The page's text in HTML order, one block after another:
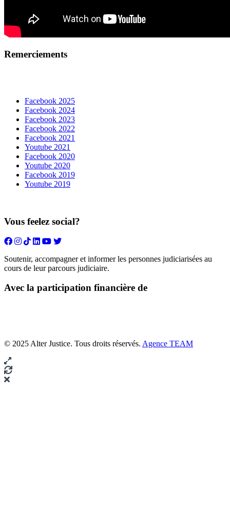
Remerciements
Facebook 2025
Facebook 2024
Facebook 2023
Facebook 2022
Facebook 2021
Youtube 2021
Facebook 2020
Youtube 2020
Facebook 2019
Youtube 2019
Vous feelez social?
Soutenir, accompagner et informer les personnes judiciarisées au
cours de leur parcours judiciaire.
Avec la participation financière de
© 2025 Alter Justice. Tous droits réservés. Agence TEAM